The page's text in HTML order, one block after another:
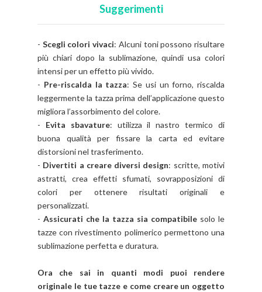
Suggerimenti
- Scegli colori vivaci: Alcuni toni possono risultare
più chiari dopo la sublimazione, quindi usa colori
intensi per un effetto più vivido.
- Pre-riscalda la tazza: Se usi un forno, riscalda
leggermente la tazza prima dell’applicazione questo
migliora l’assorbimento del colore.
- Evita sbavature: utilizza il nastro termico di
buona qualità per fissare la carta ed evitare
distorsioni nel trasferimento.
- Divertiti a creare diversi design: scritte, motivi
astratti, crea effetti sfumati, sovrapposizioni di
colori per ottenere risultati originali e
personalizzati.
- Assicurati che la tazza sia compatibile solo le
tazze con rivestimento polimerico permettono una
sublimazione perfetta e duratura.
Ora che sai in quanti modi puoi rendere
originale le tue tazze e come creare un oggetto